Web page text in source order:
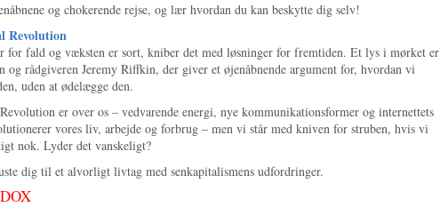
og chokerende rejse, og lær hvordan du kan beskytte dig selv!
Revolution
for fald og væksten er sort, kniber det med løsninger for fremtiden. Et lys i mørket er
og rådgiveren Jeremy Riffkin, der giver et øjenåbnende argument for, hvordan vi
uden at ødelægge den.
er over os – vedvarende energi, nye kommunikationsformer og internettets
vores liv, arbejde og forbrug – men vi står med kniven for struben, hvis vi
nok. Lyder det vanskeligt?
dig til et alvorligt livtag med senkapitalismens udfordringer.